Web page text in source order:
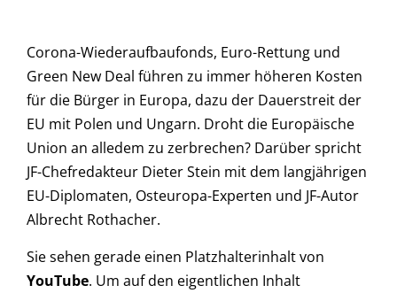
Corona-Wiederaufbaufonds, Euro-Rettung und
Green New Deal führen zu immer höheren Kosten
für die Bürger in Europa, dazu der Dauerstreit der
EU mit Polen und Ungarn. Droht die Europäische
Union an alledem zu zerbrechen? Darüber spricht
JF-Chefredakteur Dieter Stein mit dem langjährigen
EU-Diplomaten, Osteuropa-Experten und JF-Autor
Albrecht Rothacher.
Sie sehen gerade einen Platzhalterinhalt von
YouTube. Um auf den eigentlichen Inhalt